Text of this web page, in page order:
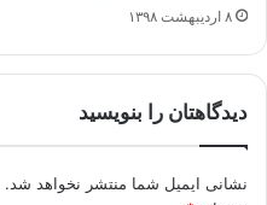
۸ اردیبهشت ۱۳۹۸
دیدگاهتان را بنویسید
نشانی ایمیل شما منتشر نخواهد شد.